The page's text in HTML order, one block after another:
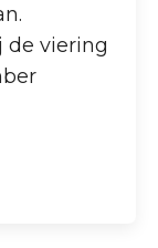
de viering